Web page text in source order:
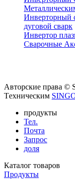
Инверторный
дуговой сварк
Инвертор
Сварочные
Авторские права ©
Tехническим
продукты
Тел.
Почта
Запрос
доля
Каталог товаров
Продукты